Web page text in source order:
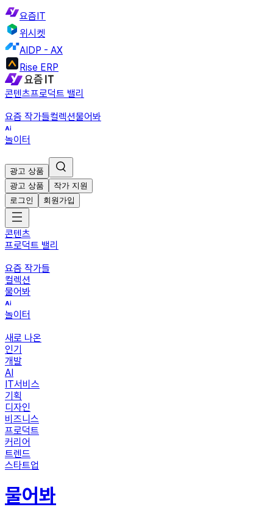
요즘IT
위시켓
AIDP - AX
Rise ERP
콘텐츠프로덕트 밸리
요즘 작가들컬렉션물어봐
놀이터
광고 상품
광고 상품
작가 지원
로그인
회원가입
콘텐츠
프로덕트 밸리
요즘 작가들
컬렉션
물어봐
놀이터
새로 나온
인기
개발
AI
IT서비스
기획
디자인
비즈니스
프로덕트
커리어
트렌드
스타트업
물어봐